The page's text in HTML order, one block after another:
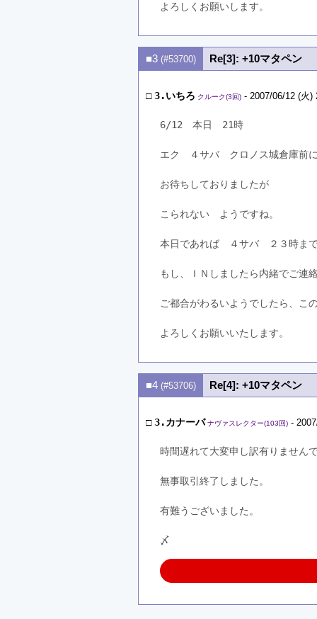
よろしくお願いします。
■3 (#53700) Re[3]: +10マタペン
□3.いちろ クルーク(3回) - 2007/06/12 (火
6/12　本日　21時
エク　４サバ　クロノス城倉庫前
お待ちしておりましたが
こられない　ようですね。
本日であれば　４サバ　２３時ま
もし、ＩＮしましたら内緒でご連
ご都合がわるいようでしたら、こ
よろしくお願いいたします。
■4 (#53706) Re[4]: +10マタペン
□3.カナーバ ナヴァスレクター(103回) -
時間遅れて大変申し訳有りません
無事取引終了しました。
有難うございました。
〆